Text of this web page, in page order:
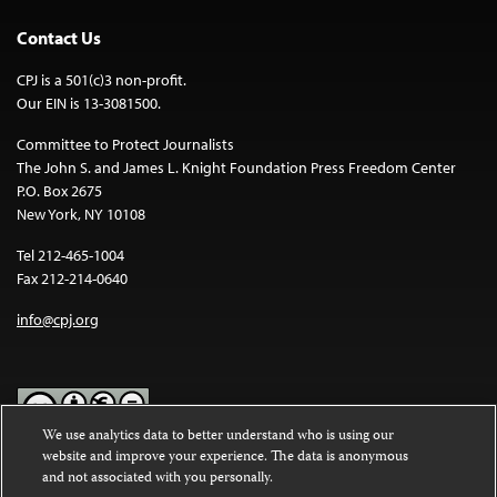
Contact Us
CPJ is a 501(c)3 non-profit.
Our EIN is 13-3081500.
Committee to Protect Journalists
The John S. and James L. Knight Foundation Press Freedom Center
P.O. Box 2675
New York, NY 10108
Tel 212-465-1004
Fax 212-214-0640
info@cpj.org
Except where noted, text on this website is licensed under a
Commons Attribution-NonCommercial-NoDerivatives 4.0
We use analytics data to better understand who is using our
website and improve your experience. The data is anonymous
and not associated with you personally.